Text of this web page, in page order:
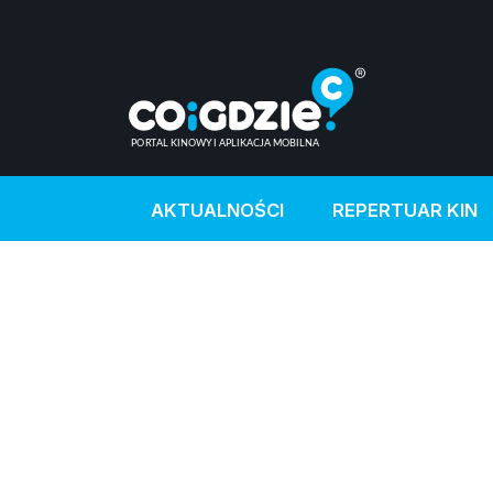
AKTUALNOŚCI REPERTUAR KIN